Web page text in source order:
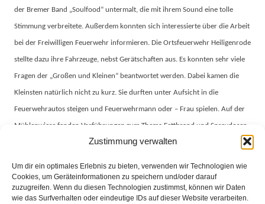
Zustimmung verwalten
Um dir ein optimales Erlebnis zu bieten, verwenden wir Technologien wie
Cookies, um Geräteinformationen zu speichern und/oder darauf
zuzugreifen. Wenn du diesen Technologien zustimmst, können wir Daten
wie das Surfverhalten oder eindeutige IDs auf dieser Website verarbeiten.
der Bremer Band „Soulfood“ untermalt, die mit ihrem Sound eine tolle
Stimmung verbreitete. Außerdem konnten sich interessierte über die Arbeit
bei der Freiwilligen Feuerwehr informieren. Die Ortsfeuerwehr Heiligenrode
stellte dazu ihre Fahrzeuge, nebst Gerätschaften aus. Es konnten sehr viele
Fragen der „Großen und Kleinen“ beantwortet werden. Dabei kamen die
Kleinsten natürlich nicht zu kurz. Sie durften unter Aufsicht in die
Feuerwehrautos steigen und Feuerwehrmann oder – Frau spielen. Auf der
Mühlenwiese fanden Vorführungen zum Thema Fettbrand und Spraydosen
statt, was die Zuschauer doch sehr zum Staunen brachte. Die
Im Mühlenanbau stellte die Ortsfeuerwehr ihre historische
Handdruckspritze vor, die von den Feuerwehrmitgliedern seit ca. drei